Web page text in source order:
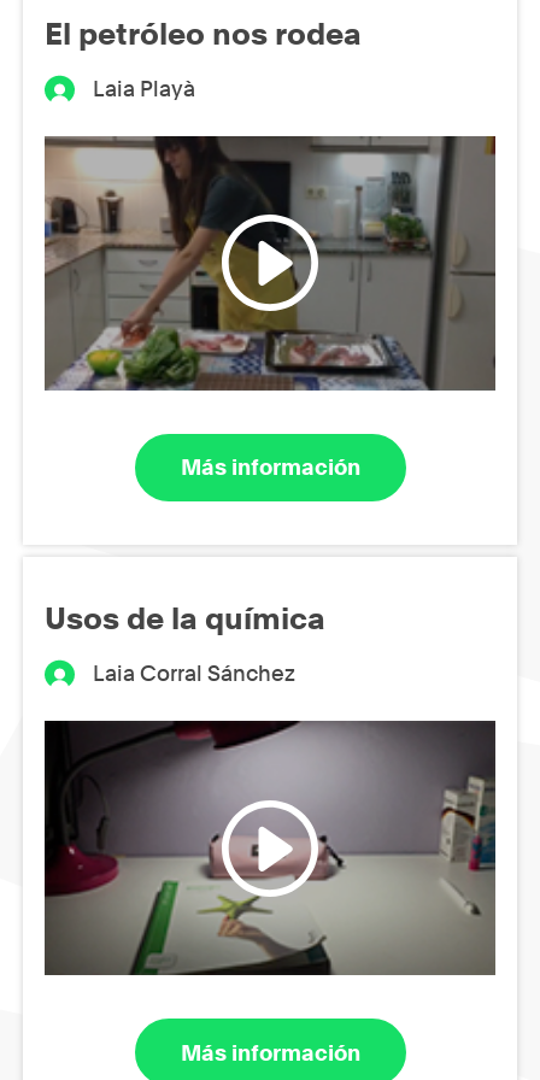
El petróleo nos rodea
Laia Playà
Más información
Usos de la química
Laia Corral Sánchez
Más información